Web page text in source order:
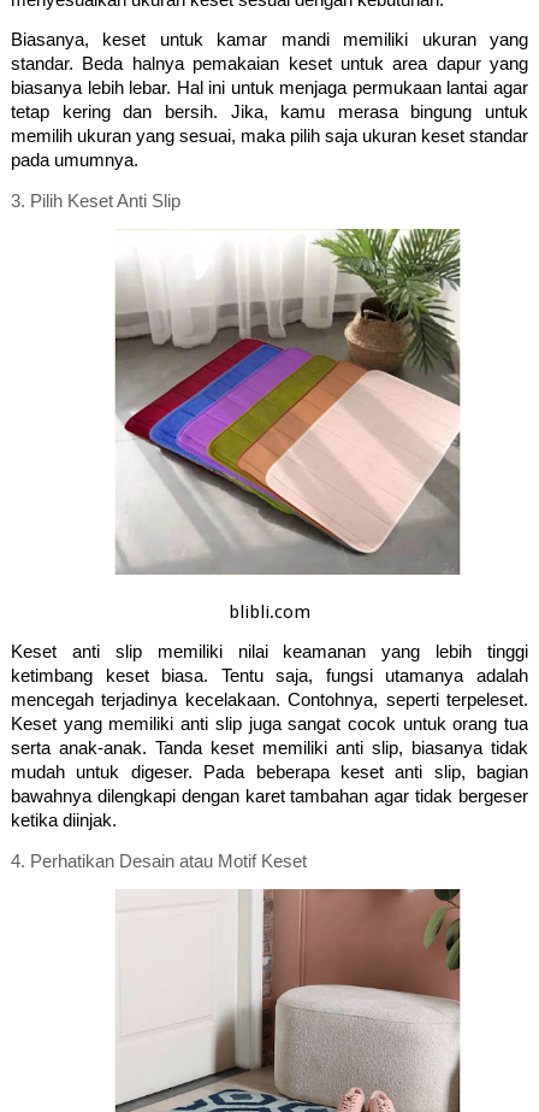
Biasanya, keset untuk kamar mandi memiliki ukuran yang
standar. Beda halnya pemakaian keset untuk area dapur yang
biasanya lebih lebar. Hal ini untuk menjaga permukaan lantai agar
tetap kering dan bersih. Jika, kamu merasa bingung untuk
memilih ukuran yang sesuai, maka pilih saja ukuran keset standar
pada umumnya.
3. Pilih Keset Anti Slip
blibli.com
Keset anti slip memiliki nilai keamanan yang lebih tinggi
ketimbang keset biasa. Tentu saja, fungsi utamanya adalah
mencegah terjadinya kecelakaan. Contohnya, seperti terpeleset.
Keset yang memiliki anti slip juga sangat cocok untuk orang tua
serta anak-anak. Tanda keset memiliki anti slip, biasanya tidak
mudah untuk digeser. Pada beberapa keset anti slip, bagian
bawahnya dilengkapi dengan karet tambahan agar tidak bergeser
ketika diinjak.
4. Perhatikan Desain atau Motif Keset